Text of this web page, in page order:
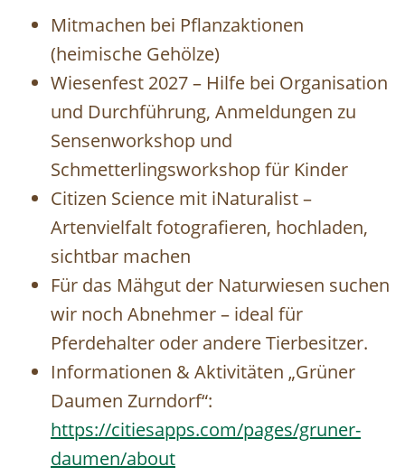
Mitmachen bei Pflanzaktionen
(heimische Gehölze)
Wiesenfest 2027 – Hilfe bei Organisation
und Durchführung, Anmeldungen zu
Sensenworkshop und
Schmetterlingsworkshop für Kinder
Citizen Science mit iNaturalist –
Artenvielfalt fotografieren, hochladen,
sichtbar machen
Für das Mähgut der Naturwiesen suchen
wir noch Abnehmer – ideal für
Pferdehalter oder andere Tierbesitzer.
Informationen & Aktivitäten „Grüner
Daumen Zurndorf“:
https://citiesapps.com/pages/gruner-
daumen/about